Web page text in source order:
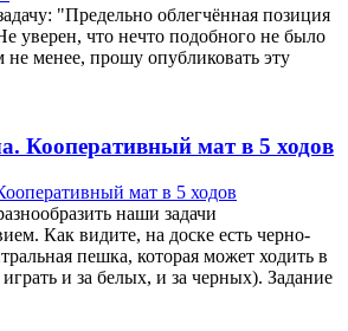
"Предельно облегчённая позиция
уверен, что нечто подобного не было
не менее, прошу опубликовать эту
Кооперативный мат в 5 ходов
наши задачи
Как видите, на доске есть черно-
пешка, которая может ходить в
и за белых, и за черных). Задание